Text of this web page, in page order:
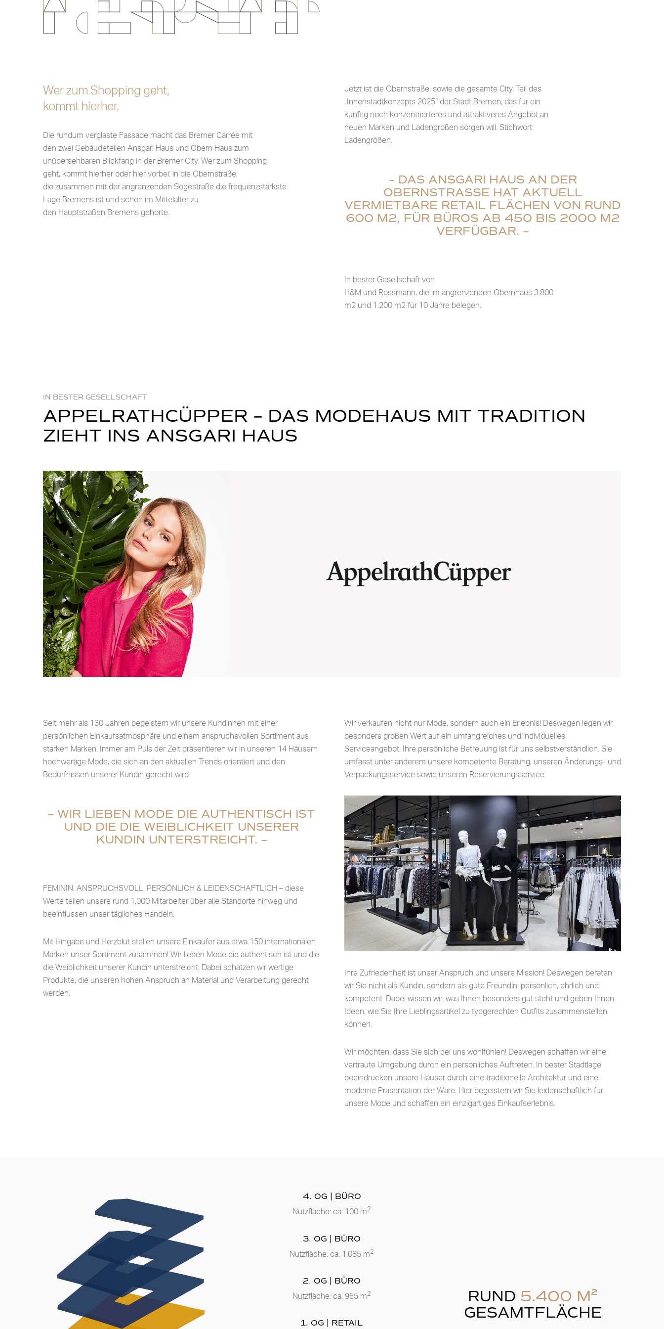
Wer zum Shopping geht,
kommt hierher.
Die rundum verglaste Fassade macht das Bremer Carrée mit
den zwei Gebäudeteilen Ansgari Haus und Obern Haus zum
unübersehbaren Blickfang in der Bremer City. Wer zum Shopping
geht, kommt hierher oder hier vorbei: in die Obernstraße,
die zusammen mit der angrenzenden Sögestraße die frequenzstärkste
Lage Bremens ist und schon im Mittelalter zu
den Hauptstraßen Bremens gehörte.
Jetzt ist die Obernstraße, sowie die gesamte City, Teil des
„Innenstadtkonzepts 2025“ der Stadt Bremen, das für ein
künftig noch konzentrierteres und attraktiveres Angebot an
neuen Marken und Ladengrößen sorgen will. Stichwort
Ladengrößen.
– DAS ANSGARI HAUS AN DER
OBERNSTRASSE HAT AKTUELL V
ERMIETBARE RETAIL FLÄCHEN VON RUND 6
00 M2, FÜR BÜROS AB 450 BIS 2000 M2 V
ERFÜGBAR. –
In bester Gesellschaft von
H&M und Rossmann, die im angrenzenden Obernhaus 3.800
m2 und 1.200 m2 für 10 Jahre belegen.
IN BESTER GESELLSCHAFT
APPELRATHCÜPPER – DAS MODEHAUS MIT TRADITION
ZIEHT INS ANSGARI HAUS
Seit mehr als 130 Jahren begeistern wir unsere Kundinnen mit einer
persönlichen Einkaufsatmosphäre und einem anspruchsvollen Sortiment aus
starken Marken. Immer am Puls der Zeit präsentieren wir in unseren 14 Häusern
hochwertige Mode, die sich an den aktuellen Trends orientiert und den
Bedürfnissen unserer Kundin gerecht wird.
– WIR LIEBEN MODE DIE AUTHENTISCH IST
UND DIE DIE WEIBLICHKEIT UNSERER
KUNDIN UNTERSTREICHT. –
FEMININ, ANSPRUCHSVOLL, PERSÖNLICH & LEIDENSCHAFTLICH – diese
Werte teilen unsere rund 1.000 Mitarbeiter über alle Standorte hinweg und
beeinflussen unser tägliches Handeln:
Mit Hingabe und Herzblut stellen unsere Einkäufer aus etwa 150 internationalen
Marken unser Sortiment zusammen! Wir lieben Mode die authentisch ist und die
die Weiblichkeit unserer Kundin unterstreicht. Dabei schätzen wir wertige
Produkte, die unseren hohen Anspruch an Material und Verarbeitung gerecht
werden.
Wir verkaufen nicht nur Mode, sondern auch ein Erlebnis! Deswegen legen wir
besonders großen Wert auf ein umfangreiches und individuelles
Serviceangebot. Ihre persönliche Betreuung ist für uns selbstverständlich. Sie
umfasst unter anderem unsere kompetente Beratung, unseren Änderungs- und
Verpackungsservice sowie unseren Reservierungsservice.
Ihre Zufriedenheit ist unser Anspruch und unsere Mission! Deswegen beraten
wir Sie nicht als Kundin, sondern als gute Freundin: persönlich, ehrlich und
kompetent. Dabei wissen wir, was Ihnen besonders gut steht und geben Ihnen
Ideen, wie Sie Ihre Lieblingsartikel zu typgerechten Outfits zusammenstellen
können.
Wir möchten, dass Sie sich bei uns wohlfühlen! Deswegen schaffen wir eine
vertraute Umgebung durch ein persönliches Auftreten. In bester Stadtlage
beeindrucken unsere Häuser durch eine traditionelle Architektur und eine
moderne Präsentation der Ware. Hier begeistern wir Sie leidenschaftlich für
unsere Mode und schaffen ein einzigartiges Einkaufserlebnis.
4. OG | BÜRO
Nutzfläche: ca. 100 m2
3. OG | BÜRO
Nutzfläche: ca. 1.085 m2
2. OG | BÜRO
Nutzfläche: ca. 955 m2
1. OG | RETAIL
RUND 5.400 M²
GESAMTFLÄCHE